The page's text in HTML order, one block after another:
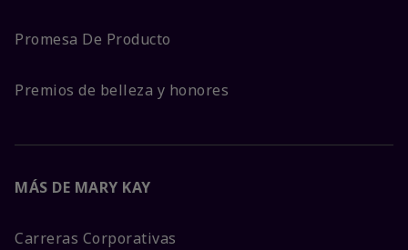
Promesa De Producto
Premios de belleza y honores
MÁS DE MARY KAY
Carreras Corporativas